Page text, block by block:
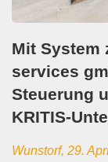
Mit System
services
Steuerung
KRITIS-
Wunstorf, 29.